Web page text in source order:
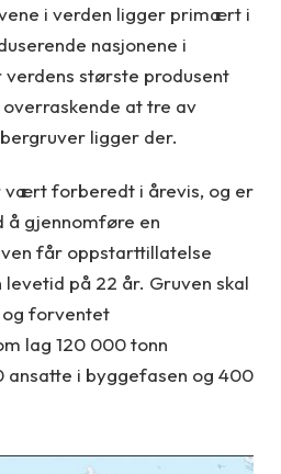
i verden ligger primært i
nasjonene i
verdens største produsent
at tre av
ligger der.
vært forberedt i årevis, og er
å gjennomføre en
får oppstarttillatelse
på 22 år. Gruven skal
og forventet
lag 120 000 tonn
ansatte i byggefasen og 400